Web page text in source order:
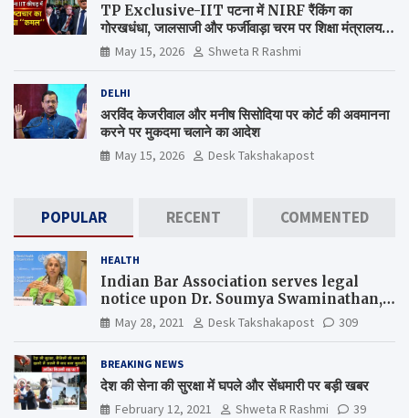
TP Exclusive-IIT पटना में NIRF रैंकिंग का
गोरखधंधा, जालसाजी और फर्जीवाड़ा चरम पर शिक्षा मंत्रालय
कब जागेगा ?
May 15, 2026 Shweta R Rashmi
DELHI
अरविंद केजरीवाल और मनीष सिसोदिया पर कोर्ट की अवमानना
करने पर मुकदमा चलाने का आदेश
May 15, 2026 Desk Takshakapost
POPULAR RECENT COMMENTED
HEALTH
Indian Bar Association serves legal
notice upon Dr. Soumya Swaminathan,
the Chief Scientist, WHO
May 28, 2021 Desk Takshakapost 309
BREAKING NEWS
देश की सेना की सुरक्षा में घपले और सेंधमारी पर बड़ी खबर
February 12, 2021 Shweta R Rashmi 39